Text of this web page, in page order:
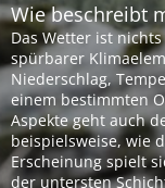
Wie beschreibt
Das Wetter ist
spürbarer
Niederschlag,
einem bestimmten
Aspekte geht auch
beispielsweise, wie
Erscheinung spielt
der untersten